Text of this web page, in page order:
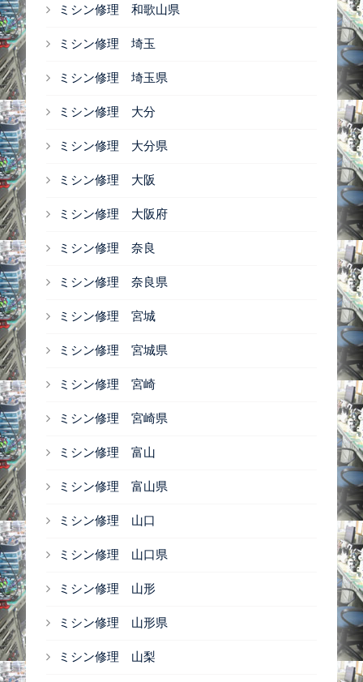
ミシン修理 和歌山県
ミシン修理 埼玉
ミシン修理 埼玉県
ミシン修理 大分
ミシン修理 大分県
ミシン修理 大阪
ミシン修理 大阪府
ミシン修理 奈良
ミシン修理 奈良県
ミシン修理 宮城
ミシン修理 宮城県
ミシン修理 宮崎
ミシン修理 宮崎県
ミシン修理 富山
ミシン修理 富山県
ミシン修理 山口
ミシン修理 山口県
ミシン修理 山形
ミシン修理 山形県
ミシン修理 山梨